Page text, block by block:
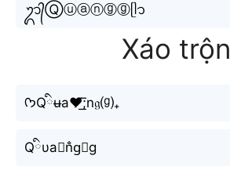
ᬊ᭄Ⓠⓤⓐⓝⓖⓖᥫ᭡
Xáo trộn
ᡣ𐭩Qིu̶a♥̸͟͞;n𝔤⒢₊
Qིυa⊶n̐g⃣g